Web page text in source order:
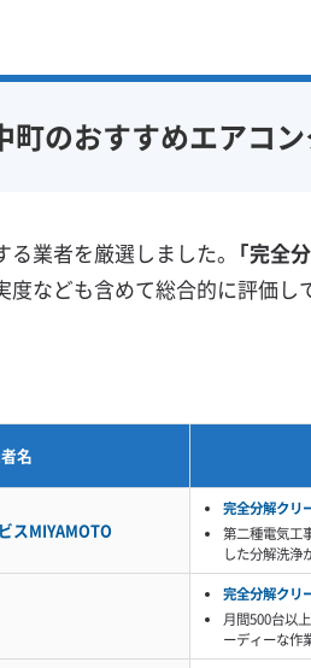
分クリーニング
業務用エアコン
保証付き
アフタ
アレルギー対策
町のおすすめエアコ
業者を厳選しました。 「完全
度なども含めて総合的に評価
名
スMIYAMOTO
完全分解クリ
第二種電気工
した分解洗浄
完全分解クリ
月間500台以
ーディーな作